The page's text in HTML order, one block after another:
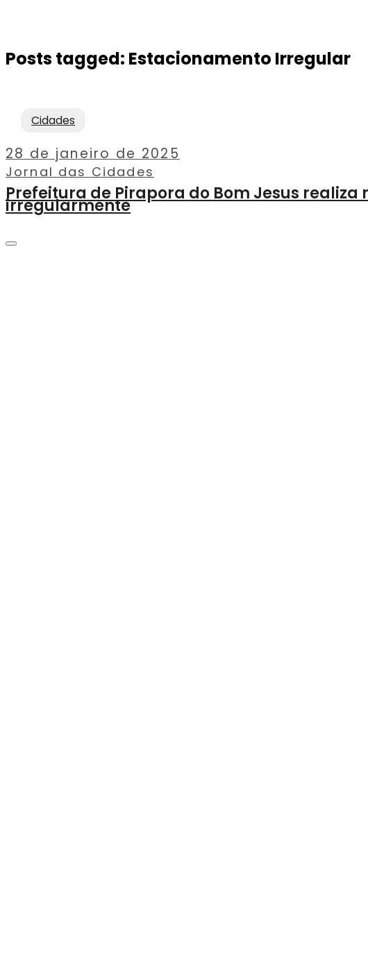
Posts tagged: Estacionamento Irregular
28 de janeiro de 2025
Jornal das Cidades
Cidades
Prefeitura de Pirapora do Bom Jesus
irregularmente